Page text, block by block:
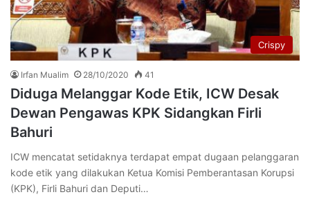
Crispy
Irfan Mualim 28/10/2020 41
Diduga Melanggar Kode Etik, ICW Desak
Dewan Pengawas KPK Sidangkan Firli
Bahuri
ICW mencatat setidaknya terdapat empat dugaan pelanggaran
kode etik yang dilakukan Ketua Komisi Pemberantasan Korupsi
(KPK), Firli Bahuri dan Deputi…